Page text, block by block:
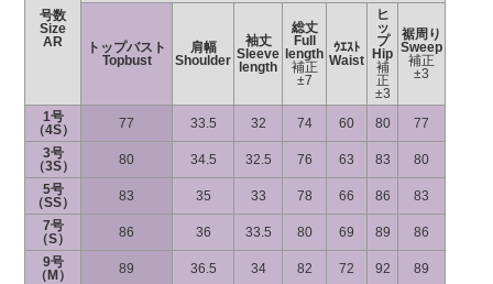
号数
Size
AR
トップバスト
Topbust
肩幅
Shoulder
袖丈
Sleeve
length
総丈
Full
length
補正
±7
ｳｴｽﾄ
Waist
ヒ
ッ
プ
Hip
補
正
±3
裾周り
Sweep
補正
±3
1号
（4S）
77 33.5 32 74 60 80
77
3号
（3S）
80 34.5 32.5 76 63 83
80
5号
（SS）
83 35 33 78 66 86
83
7号
（S）
86 36 33.5 80 69 89
86
9号
（M）
89 36.5 34 82 72 92
89